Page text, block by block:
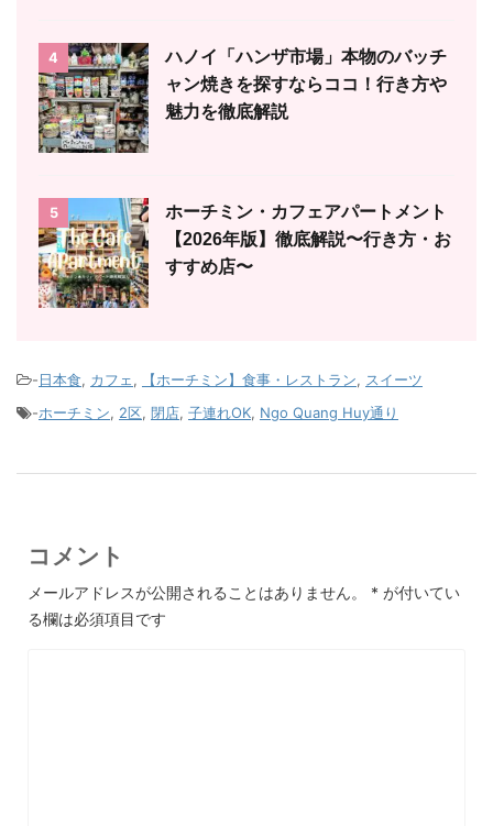
4
ハノイ「ハンザ市場」本物のバッチ
ャン焼きを探すならココ！行き方や
魅力を徹底解説
5
ホーチミン・カフェアパートメント
【2026年版】徹底解説〜行き方・お
すすめ店〜
-日本食, カフェ, 【ホーチミン】食事・レストラン, スイーツ
-ホーチミン, 2区, 閉店, 子連れOK, Ngo Quang Huy通り
コメント
メールアドレスが公開されることはありません。 * が付いてい
る欄は必須項目です